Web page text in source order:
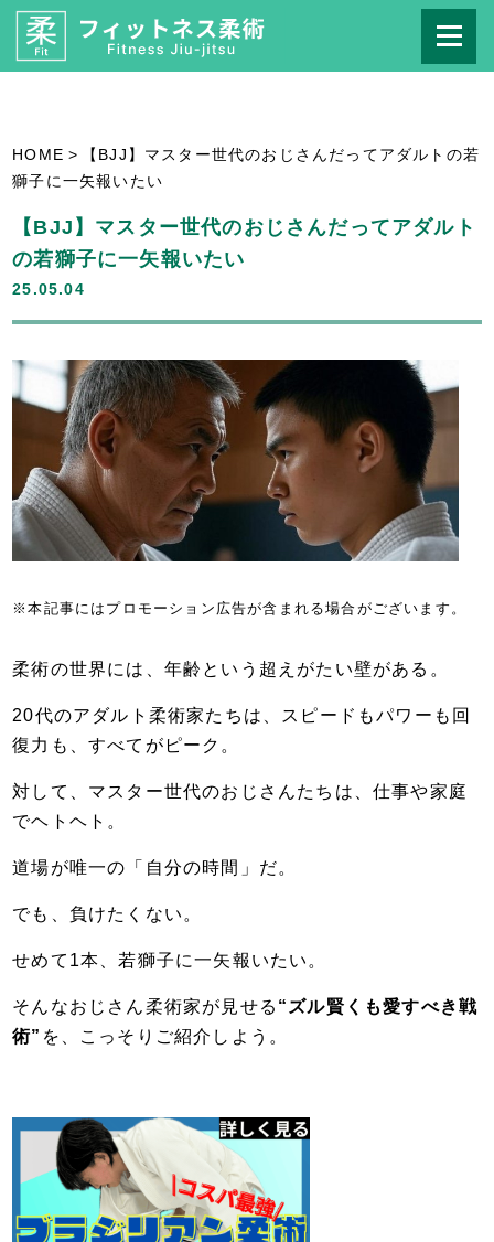
HOME >
【BJJ】マスター世代のおじさんだってアダルトの若
獅子に一矢報いたい
【BJJ】マスター世代のおじさんだってアダルト
の若獅子に一矢報いたい
25.05.04
※本記事にはプロモーション広告が含まれる場合がございます。
柔術の世界には、年齢という超えがたい壁がある。
20代のアダルト柔術家たちは、スピードもパワーも回
復力も、すべてがピーク。
対して、マスター世代のおじさんたちは、仕事や家庭
でヘトヘト。
道場が唯一の「自分の時間」だ。
でも、負けたくない。
せめて1本、若獅子に一矢報いたい。
そんなおじさん柔術家が見せる “ズル賢くも愛すべき戦
術” を、こっそりご紹介しよう。